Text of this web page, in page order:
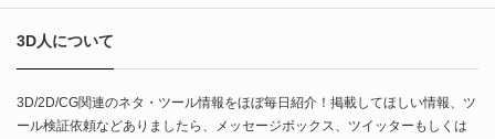
3D人について
3D/2D/CG関連のネタ・ツール情報をほぼ毎日紹介！掲載してほしい情報、ツ
ール検証依頼などありましたら、メッセージボックス、ツイッターもしくは